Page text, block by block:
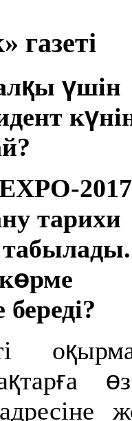
газеті
қы үшін
кү
2017
тарихи
өрме
береді?
оқ
қтарға ө
адресіне